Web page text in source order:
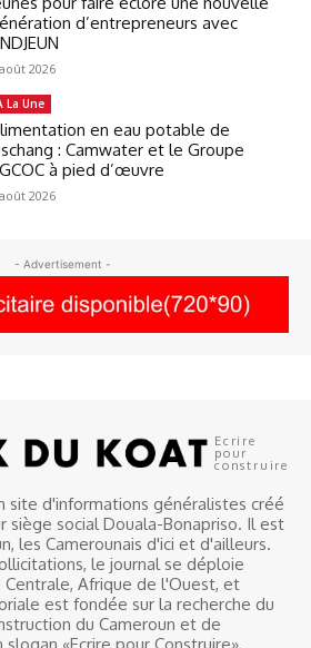
d’entrepreneurs avec
2026
La Une
en eau potable de
: Camwater et le Groupe
à pied d’œuvre
2026
- Advertisement -
Ecrire
pour
construire
site d'informations généralistes créé
siège social Douala-Bonapriso. Il est
les Camerounais d'ici et d'ailleurs.
le journal se déploie
Afrique de l'Ouest, et
est fondée sur la recherche du
du Cameroun et de